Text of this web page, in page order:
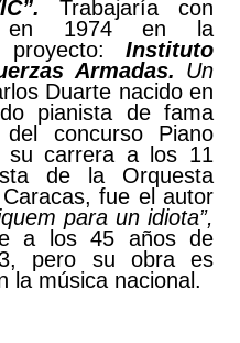
Trabajaría con
en 1974 en la
proyecto: Instituto
Armadas. Un
Duarte nacido en
pianista de fama
del concurso Piano
su carrera a los 11
de la Orquesta
fue el autor
para un idiota”,
a los 45 años de
pero su obra es
la música nacional.